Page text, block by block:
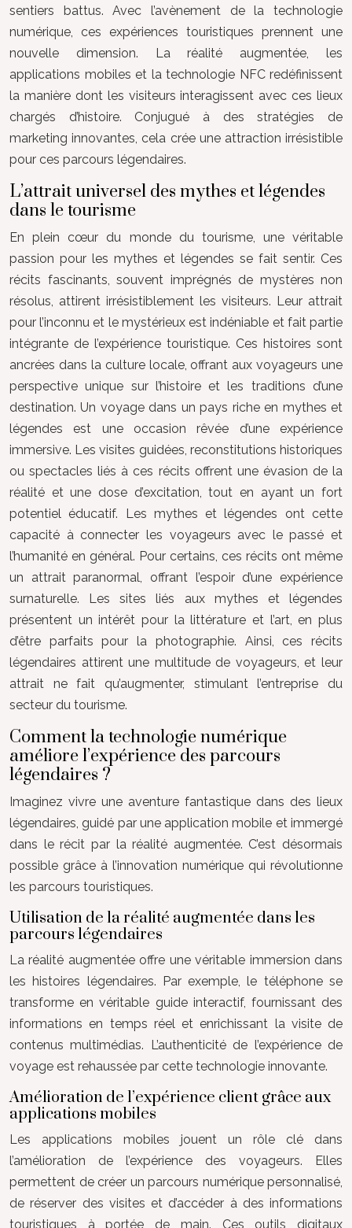
sentiers battus. Avec l’avènement de la technologie
numérique, ces expériences touristiques prennent une
nouvelle dimension. La réalité augmentée, les
applications mobiles et la technologie NFC redéfinissent
la manière dont les visiteurs interagissent avec ces lieux
chargés d’histoire. Conjugué à des stratégies de
marketing innovantes, cela crée une attraction irrésistible
pour ces parcours légendaires.
L’attrait universel des mythes et légendes
dans le tourisme
En plein cœur du monde du tourisme, une véritable
passion pour les mythes et légendes se fait sentir. Ces
récits fascinants, souvent imprégnés de mystères non
résolus, attirent irrésistiblement les visiteurs. Leur attrait
pour l’inconnu et le mystérieux est indéniable et fait partie
intégrante de l’expérience touristique. Ces histoires sont
ancrées dans la culture locale, offrant aux voyageurs une
perspective unique sur l’histoire et les traditions d’une
destination. Un voyage dans un pays riche en mythes et
légendes est une occasion rêvée d’une expérience
immersive. Les visites guidées, reconstitutions historiques
ou spectacles liés à ces récits offrent une évasion de la
réalité et une dose d’excitation, tout en ayant un fort
potentiel éducatif. Les mythes et légendes ont cette
capacité à connecter les voyageurs avec le passé et
l’humanité en général. Pour certains, ces récits ont même
un attrait paranormal, offrant l’espoir d’une expérience
surnaturelle. Les sites liés aux mythes et légendes
présentent un intérêt pour la littérature et l’art, en plus
d’être parfaits pour la photographie. Ainsi, ces récits
légendaires attirent une multitude de voyageurs, et leur
attrait ne fait qu’augmenter, stimulant l’entreprise du
secteur du tourisme.
Comment la technologie numérique
améliore l’expérience des parcours
légendaires ?
Imaginez vivre une aventure fantastique dans des lieux
légendaires, guidé par une application mobile et immergé
dans le récit par la réalité augmentée. C’est désormais
possible grâce à l’innovation numérique qui révolutionne
les parcours touristiques.
Utilisation de la réalité augmentée dans les
parcours légendaires
La réalité augmentée offre une véritable immersion dans
les histoires légendaires. Par exemple, le téléphone se
transforme en véritable guide interactif, fournissant des
informations en temps réel et enrichissant la visite de
contenus multimédias. L’authenticité de l’expérience de
voyage est rehaussée par cette technologie innovante.
Amélioration de l’expérience client grâce aux
applications mobiles
Les applications mobiles jouent un rôle clé dans
l’amélioration de l’expérience des voyageurs. Elles
permettent de créer un parcours numérique personnalisé,
de réserver des visites et d’accéder à des informations
touristiques à portée de main. Ces outils digitaux